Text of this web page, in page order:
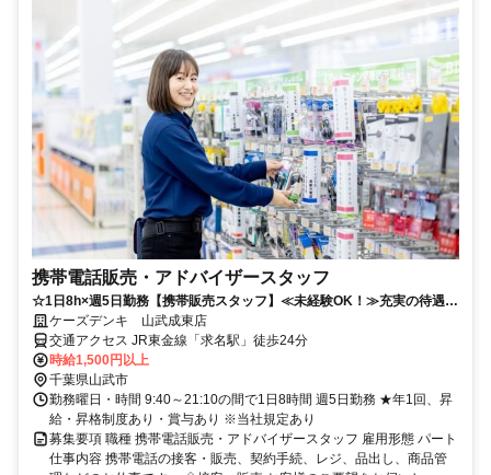
携帯電話販売・アドバイザースタッフ
☆1日8h×週5日勤務【携帯販売スタッフ】≪未経験OK！≫充実の待遇で
働きやすさ抜群◎
ケーズデンキ 山武成東店
交通アクセス JR東金線「求名駅」徒歩24分
時給1,500円以上
千葉県山武市
勤務曜日・時間 9:40～21:10の間で1日8時間 週5日勤務 ★年1回、昇
給・昇格制度あり・賞与あり ※当社規定あり
募集要項 職種 携帯電話販売・アドバイザースタッフ 雇用形態 パート
仕事内容 携帯電話の接客・販売、契約手続、レジ、品出し、商品管